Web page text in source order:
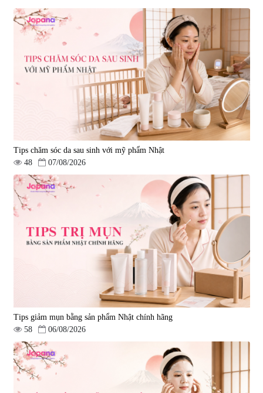
Tips chăm sóc da sau sinh với mỹ phẩm Nhật
48
07/08/2026
Tips giảm mụn bằng sản phẩm Nhật chính hãng
58
06/08/2026